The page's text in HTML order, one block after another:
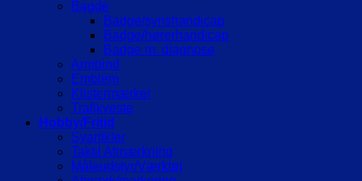
Bagde
Badge/synshandicap
Badge/hørerhandicap
Badge m. diagnose
Armbind
Emblem
Klistermærker
Trafikveste
Hobby/Fritid
Syartikler
Taktil Afmærkning
Måleudstyr/Værktøj